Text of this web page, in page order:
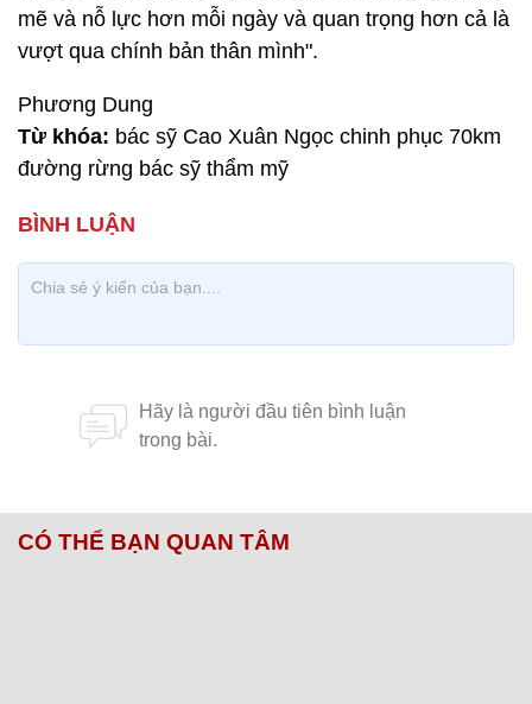
mẽ và nỗ lực hơn mỗi ngày và quan trọng hơn cả là
vượt qua chính bản thân mình".
Phương Dung
Từ khóa: bác sỹ Cao Xuân Ngọc chinh phục 70km
đường rừng bác sỹ thẩm mỹ
CÓ THỂ BẠN QUAN TÂM